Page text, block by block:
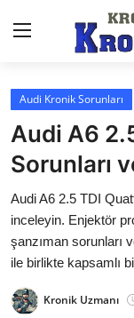
Anasayfa
Markalar
İletişim
Trafik & Cezalar
Sigorta & Kasko
Vergi & ÖTV &
Audi Kronik Sorunları
Audi A6
Sorunları
Audi A6 2.5 TDI
inceleyin. Enjektör
şanzıman sorunları
ile birlikte kapsamlı
Kronik Uzmanı